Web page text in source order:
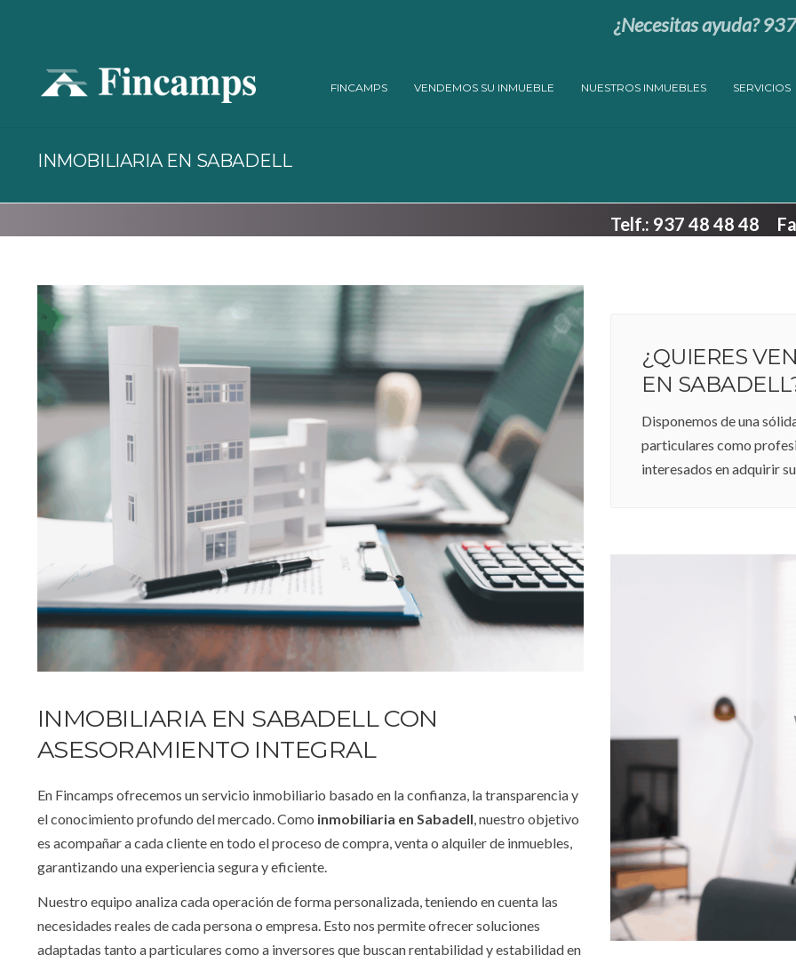
¿Necesitas ayuda?
FINCAMPS VENDEMOS SU INMUEBLE NUESTROS INMUEBLES SERVICIOS
INMOBILIARIA EN SABADELL
Telf.: 937 48 48 48
INMOBILIARIA EN SABADELL CON
ASESORAMIENTO INTEGRAL
En Fincamps ofrecemos un servicio inmobiliario basado en la confianza, la transparencia y
el conocimiento profundo del mercado. Como inmobiliaria en Sabadell, nuestro objetivo
es acompañar a cada cliente en todo el proceso de compra, venta o alquiler de inmuebles,
garantizando una experiencia segura y eficiente.
Nuestro equipo analiza cada operación de forma personalizada, teniendo en cuenta las
necesidades reales de cada persona o empresa. Esto nos permite ofrecer soluciones
adaptadas tanto a particulares como a inversores que buscan rentabilidad y estabilidad en
¿QUIERES
EN
Disponemos de una
particulares como
interesados en adquirir